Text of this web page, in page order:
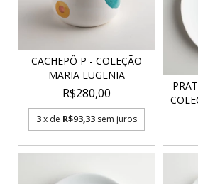
CACHEPÔ P - COLEÇÃO
MARIA EUGENIA
R$280,00
3x de R$93,33 sem juros